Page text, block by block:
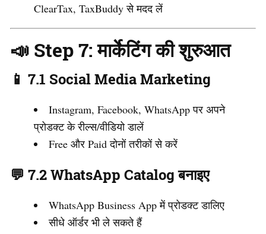
ClearTax, TaxBuddy से मदद लें
📣 Step 7: मार्केटिंग की शुरुआत
📱 7.1 Social Media Marketing
Instagram, Facebook, WhatsApp पर अपने
प्रोडक्ट के रील्स/वीडियो डालें
Free और Paid दोनों तरीकों से करें
💬 7.2 WhatsApp Catalog बनाइए
WhatsApp Business App में प्रोडक्ट डालिए
सीधे ऑर्डर भी ले सकते हैं